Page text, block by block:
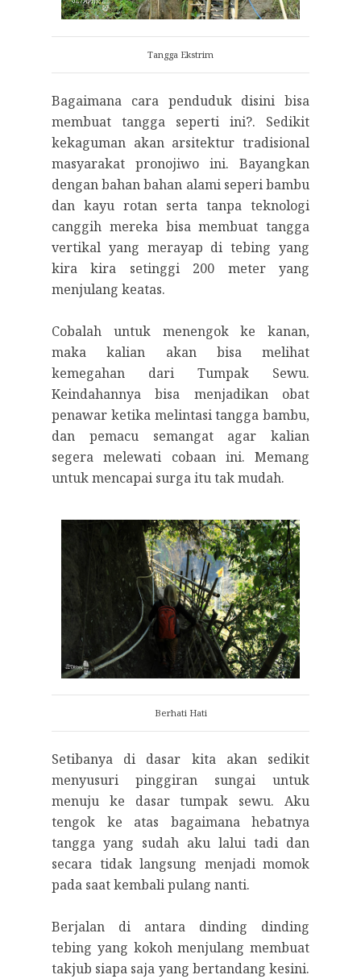
Tangga Ekstrim
Bagaimana cara penduduk disini bisa
membuat tangga seperti ini?. Sedikit
kekaguman akan arsitektur tradisional
masyarakat pronojiwo ini. Bayangkan
dengan bahan bahan alami seperi bambu
dan kayu rotan serta tanpa teknologi
canggih mereka bisa membuat tangga
vertikal yang merayap di tebing yang
kira kira setinggi 200 meter yang
menjulang keatas.
Cobalah untuk menengok ke kanan,
maka kalian akan bisa melihat
kemegahan dari Tumpak Sewu.
Keindahannya bisa menjadikan obat
penawar ketika melintasi tangga bambu,
dan pemacu semangat agar kalian
segera melewati cobaan ini. Memang
untuk mencapai surga itu tak mudah.
Berhati Hati
Setibanya di dasar kita akan sedikit
menyusuri pinggiran sungai untuk
menuju ke dasar tumpak sewu. Aku
tengok ke atas bagaimana hebatnya
tangga yang sudah aku lalui tadi dan
secara tidak langsung menjadi momok
pada saat kembali pulang nanti.
Berjalan di antara dinding dinding
tebing yang kokoh menjulang membuat
takjub siapa saja yang bertandang kesini.